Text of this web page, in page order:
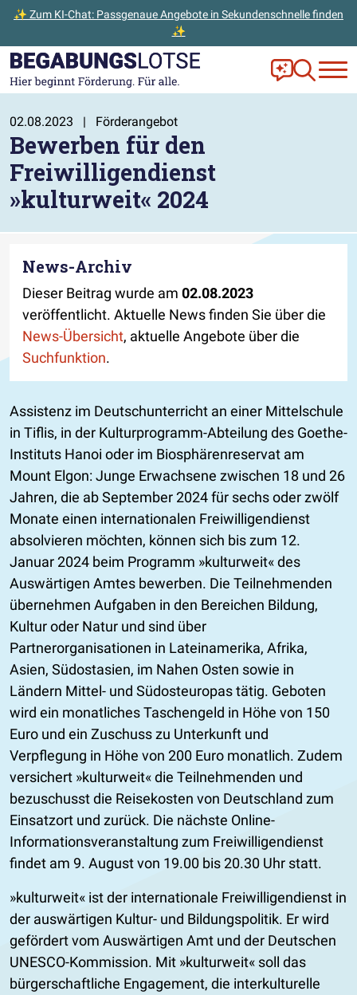
✨ Zum KI-Chat: Passgenaue Angebote in Sekundenschnelle finden
✨
Zum Hauptinhalt der Seite springen
Zur Startseite gehen Frag Ella!
Zur
02.08.2023 | Förderangebot
Bewerben für den
Freiwilligendienst
»kulturweit« 2024
News-Archiv
Dieser Beitrag wurde am 02.08.2023
veröffentlicht. Aktuelle News finden Sie über die
News-Übersicht, aktuelle Angebote über die
Suchfunktion.
Assistenz im Deutschunterricht an einer Mittelschule
in Tiflis, in der Kulturprogramm-Abteilung des Goethe-
Instituts Hanoi oder im Biosphärenreservat am
Mount Elgon: Junge Erwachsene zwischen 18 und 26
Jahren, die ab September 2024 für sechs oder zwölf
Monate einen internationalen Freiwilligendienst
absolvieren möchten, können sich bis zum 12.
Januar 2024 beim Programm »kulturweit« des
Auswärtigen Amtes bewerben. Die Teilnehmenden
übernehmen Aufgaben in den Bereichen Bildung,
Kultur oder Natur und sind über
Partnerorganisationen in Lateinamerika, Afrika,
Asien, Südostasien, im Nahen Osten sowie in
Ländern Mittel- und Südosteuropas tätig. Geboten
wird ein monatliches Taschengeld in Höhe von 150
Euro und ein Zuschuss zu Unterkunft und
Verpflegung in Höhe von 200 Euro monatlich. Zudem
versichert »kulturweit« die Teilnehmenden und
bezuschusst die Reisekosten von Deutschland zum
Einsatzort und zurück. Die nächste Online-
Informationsveranstaltung zum Freiwilligendienst
findet am 9. August von 19.00 bis 20.30 Uhr statt.
»kulturweit« ist der internationale Freiwilligendienst in
der auswärtigen Kultur- und Bildungspolitik. Er wird
gefördert vom Auswärtigen Amt und der Deutschen
UNESCO-Kommission. Mit »kulturweit« soll das
bürgerschaftliche Engagement, die interkulturelle